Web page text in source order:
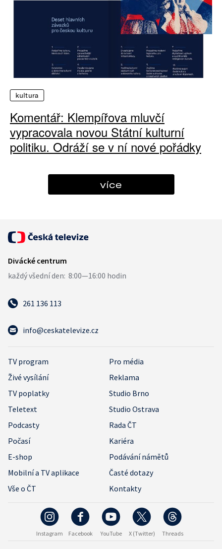
kultura
Komentář: Klempířova mluvčí
vypracovala novou Státní kulturní
politiku. Odráží se v ní nové pořádky
více
261 136 113
info@ceskatelevize.cz
TV program
Pro média
Živé vysílání
Reklama
TV poplatky
Studio Brno
Teletext
Studio Ostrava
Podcasty
Rada ČT
Počasí
Kariéra
E-shop
Podávání námětů
Mobilní a TV aplikace
Časté dotazy
Vše o ČT
Kontakty
Instagram Facebook YouTube X (Twitter) Threads